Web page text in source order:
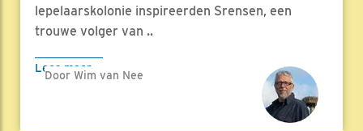
lepelaarskolonie inspireerden Srensen, een
trouwe volger van ..
Lees meer
Door Wim van Nee